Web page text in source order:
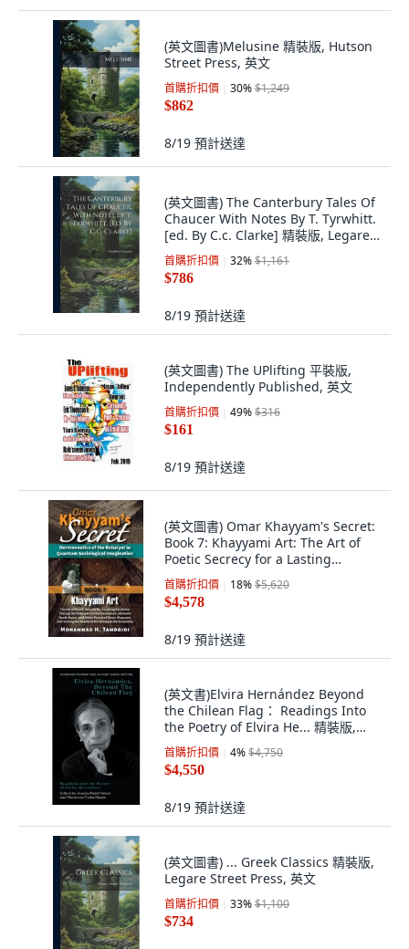
(英文圖書)Melusine 精裝版, Hutson
Street Press, 英文
首購折扣價 30%$1,249
$862
8/19 預計送達
(英文圖書) The Canterbury Tales Of
Chaucer With Notes By T. Tyrwhitt.
[ed. By C.c. Clarke] 精裝版, Legare
Street Press, 英文
首購折扣價 32%$1,161
$786
8/19 預計送達
(英文圖書) The UPlifting 平裝版,
Independently Published, 英文
首購折扣價 49%$316
$161
8/19 預計送達
(英文圖書) Omar Khayyam's Secret:
Book 7: Khayyami Art: The Art of
Poetic Secrecy for a Lasting
Existenc... 精裝版, Okcir Press
(Imprint of Ahe..., 英文
首購折扣價 18%$5,620
$4,578
8/19 預計送達
(英文書)Elvira Hernández Beyond
the Chilean Flag： Readings Into
the Poetry of Elvira He... 精裝版,
Edinburgh University Press, 英文
首購折扣價 4%$4,750
$4,550
8/19 預計送達
(英文圖書) ... Greek Classics 精裝版,
Legare Street Press, 英文
首購折扣價 33%$1,100
$734